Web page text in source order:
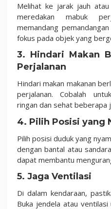
Melihat ke jarak jauh
meredakan mabuk
memandang
fokus pada objek yang
3. Hindari Makan
Perjalanan
Hindari makan makanan
perjalanan. Cobalah
ringan dan sehat beberapa
4. Pilih Posisi yang
Pilih posisi duduk yang
dengan bantal atau
dapat membantu
5. Jaga Ventilasi
Di dalam kendaraan,
Buka jendela atau